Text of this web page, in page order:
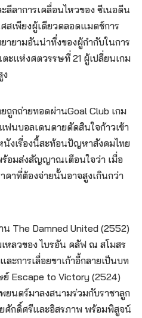
ลีลาการเคลื่อนไหวของ ซีเนอดีน
สเพียงผู้เดียวตลอดแมตช์การ
ายามอันน่าทึ่งของผู้กำกับในการ
แห่งศตวรรษที่ 21 ผู้เปลี่ยนเกม
ง
ถูกถ่ายทอดผ่านGoal Club เกม
นบอลเดนตายตัดสินใจก้าวเข้า
นังเรื่องนี้สะท้อนปัญหาสังคมไทย
ร้อมส่งสัญญาณเตือนใจว่า เมื่อ
คาที่ต้องจ่ายนั้นอาจสูงเกินกว่า
น The Damned United (2552)
หลวของ ไบรอัน คลัฟ ณ สโมสร
ะการเลื่อยขาเก้าอี้กลายเป็นบท
Escape to Victory (2524)
ยนตร์มาลงสนามร่วมกับราชาลูก
ศักดิ์ศรีและอิสรภาพ พร้อมพิสูจน์